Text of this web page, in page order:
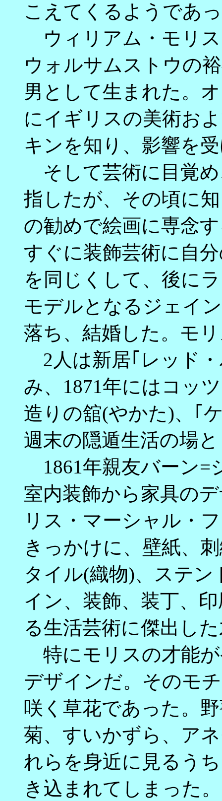
こえてくるようであ
ウィリアム・モリス
ウォルサムストウの
男として生まれた。
にイギリスの美術お
キンを知り、影響を
そして芸術に目覚め
指したが、その頃に
の勧めで絵画に専念
すぐに装飾芸術に自
を同じくして、後に
モデルとなるジェイ
落ち、結婚した。モ
2人は新居｢レッド
み、1871年にはコッ
造りの舘(やかた)、｢
週末の隠遁生活の場
1861年親友バーン=
室内装飾から家具の
リス・マーシャル・
きっかけに、壁紙、
タイル(織物)、ステ
イン、装飾、装丁、
る生活芸術に傑出し
特にモリスの才能
デザインだ。そのモ
咲く草花であった。
菊、すいかずら、ア
れらを身近に見るう
き込まれてしまった。